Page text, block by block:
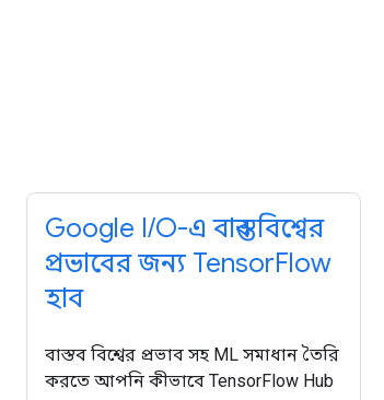
Google I/O-এ বাস্তব বিশ্বের
প্রভাবের জন্য TensorFlow
হাব
বাস্তব বিশ্বের প্রভাব সহ ML সমাধান তৈরি
করতে আপনি কীভাবে TensorFlow Hub